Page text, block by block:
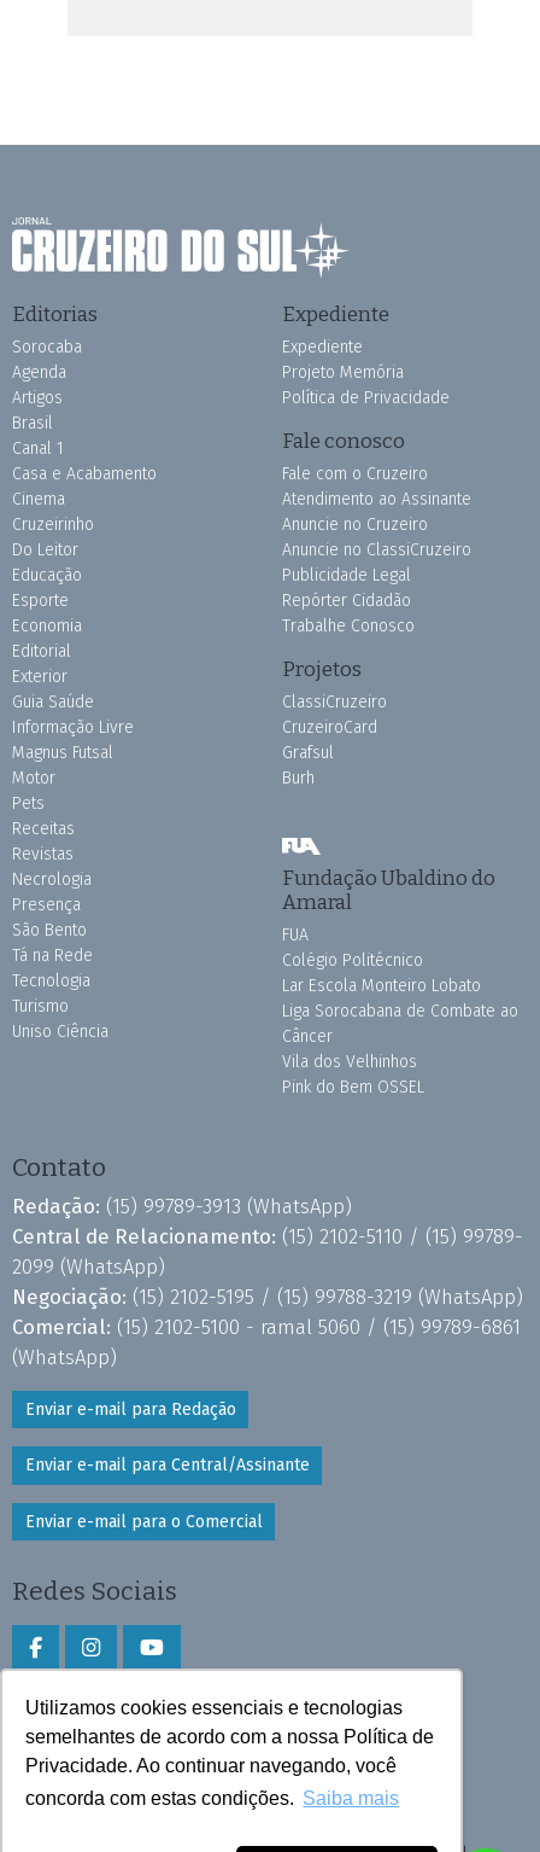
Utilizamos cookies essenciais e tecnologias
semelhantes de acordo com a nossa Política de
Privacidade. Ao continuar navegando, você
concorda com estas condições. Saiba mais
Editorias
Sorocaba
Agenda
Artigos
Brasil
Canal 1
Casa e Acabamento
Cinema
Cruzeirinho
Do Leitor
Educação
Esporte
Economia
Editorial
Exterior
Guia Saúde
Informação Livre
Magnus Futsal
Motor
Pets
Receitas
Revistas
Necrologia
Presença
São Bento
Tá na Rede
Tecnologia
Turismo
Uniso Ciência
Expediente
Expediente
Projeto Memória
Política de Privacidade
Fale conosco
Fale com o Cruzeiro
Atendimento ao Assinante
Anuncie no Cruzeiro
Anuncie no ClassiCruzeiro
Publicidade Legal
Repórter Cidadão
Trabalhe Conosco
Projetos
ClassiCruzeiro
CruzeiroCard
Grafsul
Burh
Fundação Ubaldino do
Amaral
FUA
Colégio Politécnico
Lar Escola Monteiro Lobato
Liga Sorocabana de Combate ao
Câncer
Vila dos Velhinhos
Pink do Bem OSSEL
Contato
Redação: (15) 99789-3913 (WhatsApp)
Central de Relacionamento: (15) 2102-5110 / (15) 99789-
2099 (WhatsApp)
Negociação: (15) 2102-5195 / (15) 99788-3219 (WhatsApp)
Comercial: (15) 2102-5100 - ramal 5060 / (15) 99789-6861
(WhatsApp)
Enviar e-mail para Redação
Enviar e-mail para Central/Assinante
Enviar e-mail para o Comercial
Redes Sociais
Faça download do aplicativo
Play Store e App Store